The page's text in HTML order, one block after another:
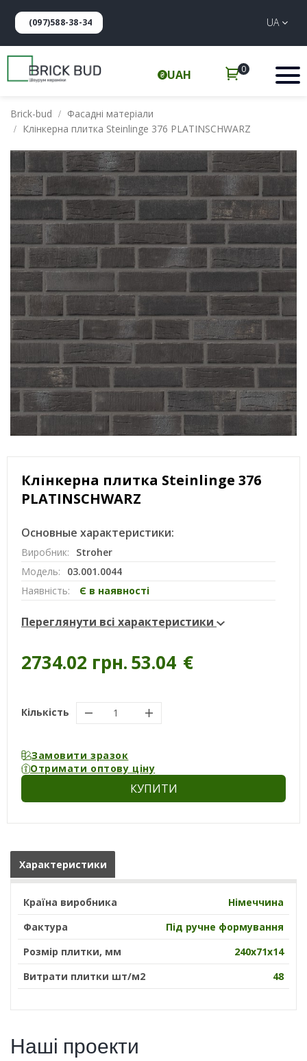
(097)588-38-34 UA
UAH 0
Brick-bud
Фасадні матеріали
Клінкерна плитка Steinlinge 376 PLATINSCHWARZ
Клінкерна плитка Steinlinge 376
PLATINSCHWARZ
Основные характеристики:
Виробник:
Stroher
Модель:
03.001.0044
Наявність:
Є в наявності
Переглянути всі характеристики
2734.02 грн.53.04 €
Кількість
Замовити зразок
Отримати оптову ціну
КУПИТИ
Характеристики
Країна виробника
Німеччина
Фактура
Під ручне формування
Розмір плитки, мм
240х71х14
Витрати плитки шт/м2
48
Наші проекти